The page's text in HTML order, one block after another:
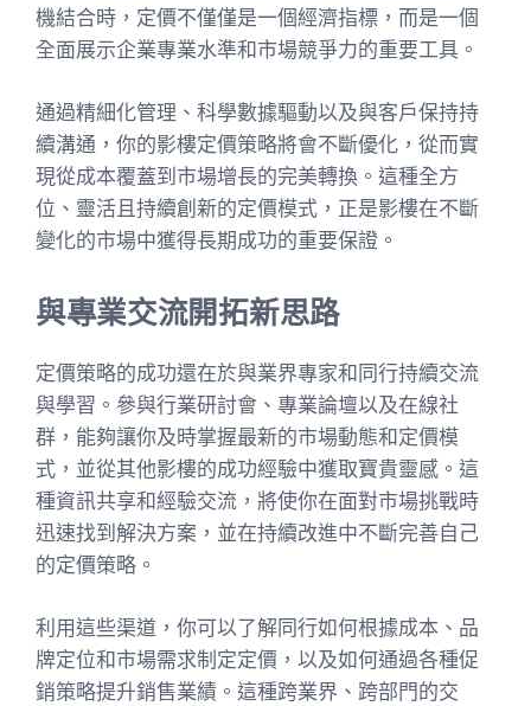
機結合時，定價不僅僅是一個經濟指標，而是一個
全面展示企業專業水準和市場競爭力的重要工具。
通過精細化管理、科學數據驅動以及與客戶保持持
續溝通，你的影樓定價策略將會不斷優化，從而實
現從成本覆蓋到市場增長的完美轉換。這種全方
位、靈活且持續創新的定價模式，正是影樓在不斷
變化的市場中獲得長期成功的重要保證。
與專業交流開拓新思路
定價策略的成功還在於與業界專家和同行持續交流
與學習。參與行業研討會、專業論壇以及在線社
群，能夠讓你及時掌握最新的市場動態和定價模
式，並從其他影樓的成功經驗中獲取寶貴靈感。這
種資訊共享和經驗交流，將使你在面對市場挑戰時
迅速找到解決方案，並在持續改進中不斷完善自己
的定價策略。
利用這些渠道，你可以了解同行如何根據成本、品
牌定位和市場需求制定定價，以及如何通過各種促
銷策略提升銷售業績。這種跨業界、跨部門的交